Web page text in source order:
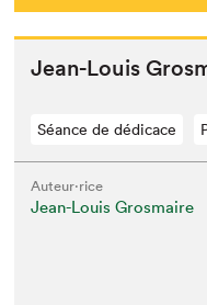
Jean-Louis
Séance de dédicace
Auteur·rice
Jean-Louis Grosmaire